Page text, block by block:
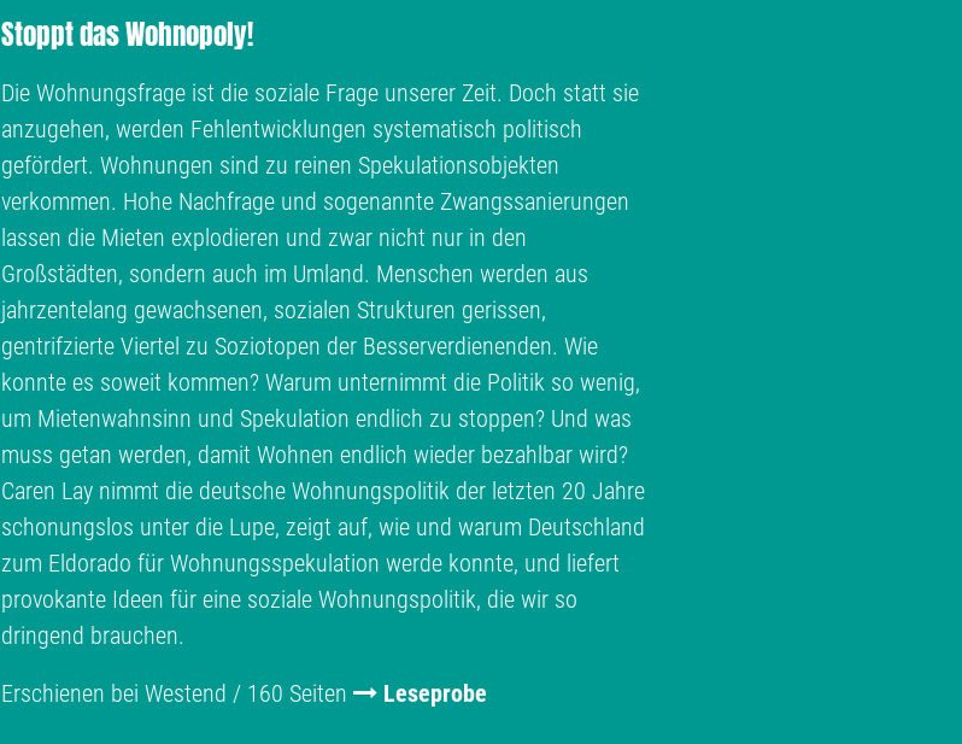
Stoppt das Wohnopoly!
Die Wohnungsfrage ist die soziale Frage unserer Zeit. Doch statt sie
anzugehen, werden Fehlentwicklungen systematisch politisch
gefördert. Wohnungen sind zu reinen Spekulationsobjekten
verkommen. Hohe Nachfrage und sogenannte Zwangssanierungen
lassen die Mieten explodieren und zwar nicht nur in den
Großstädten, sondern auch im Umland. Menschen werden aus
jahrzentelang gewachsenen, sozialen Strukturen gerissen,
gentrifzierte Viertel zu Soziotopen der Besserverdienenden. Wie
konnte es soweit kommen? Warum unternimmt die Politik so wenig,
um Mietenwahnsinn und Spekulation endlich zu stoppen? Und was
muss getan werden, damit Wohnen endlich wieder bezahlbar wird?
Caren Lay nimmt die deutsche Wohnungspolitik der letzten 20 Jahre
schonungslos unter die Lupe, zeigt auf, wie und warum Deutschland
zum Eldorado für Wohnungsspekulation werde konnte, und liefert
provokante Ideen für eine soziale Wohnungspolitik, die wir so
dringend brauchen.
Erschienen bei Westend / 160 Seiten
Leseprobe